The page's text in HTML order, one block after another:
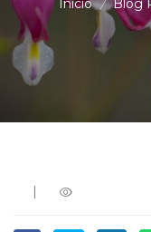
Inicio / Blog
|